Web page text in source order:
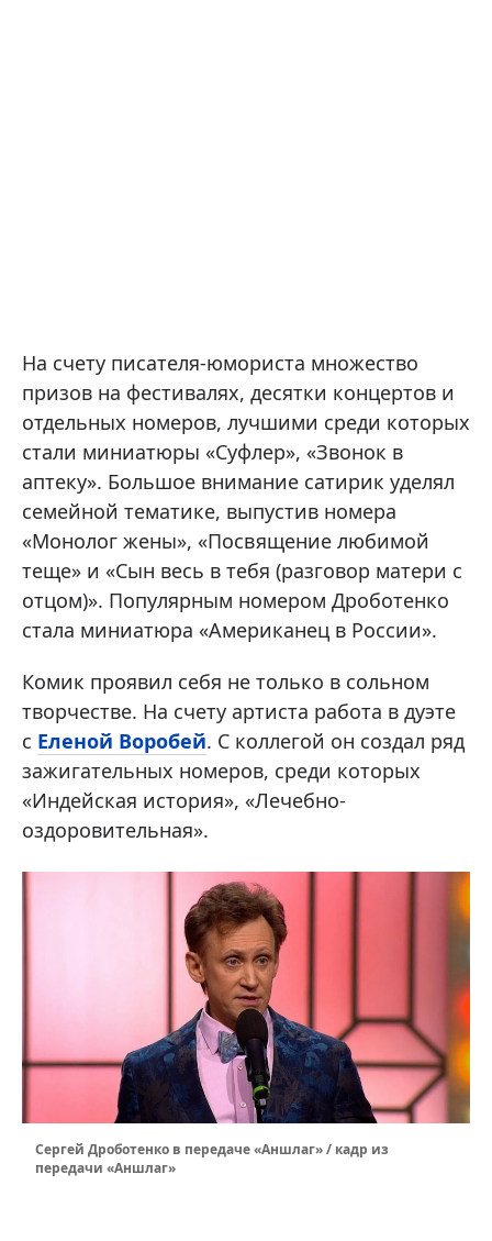
На счету писателя-юмориста множество
призов на фестивалях, десятки концертов и
отдельных номеров, лучшими среди которых
стали миниатюры «Суфлер», «Звонок в
аптеку». Большое внимание сатирик уделял
семейной тематике, выпустив номера
«Монолог жены», «Посвящение любимой
теще» и «Сын весь в тебя (разговор матери с
отцом)». Популярным номером Дроботенко
стала миниатюра «Американец в России».
Комик проявил себя не только в сольном
творчестве. На счету артиста работа в дуэте
с Еленой Воробей. С коллегой он создал ряд
зажигательных номеров, среди которых
«Индейская история», «Лечебно-
оздоровительная».
Сергей Дроботенко в передаче «Аншлаг» / кадр из
передачи «Аншлаг»